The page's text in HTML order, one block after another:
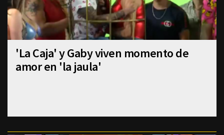
'La Caja' y Gaby viven momento de
amor en 'la jaula'